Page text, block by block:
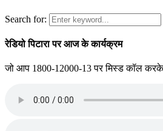
Search for:
रेडियो पिटारा पर आज के कार्यक्रम
जो आप 1800-12000-13 पर मिस्ड कॉल